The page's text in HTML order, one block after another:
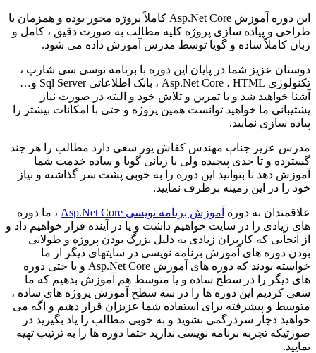
این دوره آموزش Asp.Net Core کاملاً پروژه محور بوده و همزمان با
طراحی و پیاده سازی پروژه کلیه مطالب به صورت دقیق ، کامل و
زبان کاملاً ساده و گویا توسط مدرس آموزش داده می شود.
دوستان عزیز شما در پایان این دوره با برنامه نوسی سی شارپ ،
تکنولوژی Asp.Net Core ، HTML ، بانک اطلاعاتی Sql Server و…
آشنا خواهید شد و با تمرین و تلاش خود و البته در صورت نیاز
پشتیبانی ما خواهید توانست همین پروژه و حتی با امکانات بیشتر را
پیاده سازی نمایید.
مدرس عزیز جناب مهندس کفاش پور سعی دارد مطالب را هر چند
گسترده و تا حدی پیچیده ولی با زبانی گویا و ساده خدمت شما
آموزش دهد تا بتوانید این دوره را به خوبی پشت سر گذاشته و نیاز
خود را در این زمینه برطرف نمایید.
علاقمندان به دوره آموزش برنامه نویسی Asp.Net Core
، ما دوره
های زیادی را در سایت خواهیم داشت و یا در آینده قرار خواهیم داد و
از آنجایی که کاربران زیادی به دلیل بزرگ بودن پروژه و طولانی
بودن دوره های آموزش برنامه نویسی در سایتهای دیگر از ما
خواسته بودند که دوره های آموزش Asp.Net Core و یا حتی دوره
های دیگر را در سطح ساده و یا متوسط هم آموزش بدهیم که ما
سعی کردیم این دوره ها را در سه سطح آموزش پروژه های ساده ،
متوسط و پیشرفته برای استفاده شما عزیزان قرار دهیم و اگه می
خواهید دچار سردرگمی نشوید و به خوبی مطالب را یاد بگیرید در
صورتیکه تجربه برنامه نویسی ندارید حتما دوره ها را به ترتیب تهیه
نمایید.